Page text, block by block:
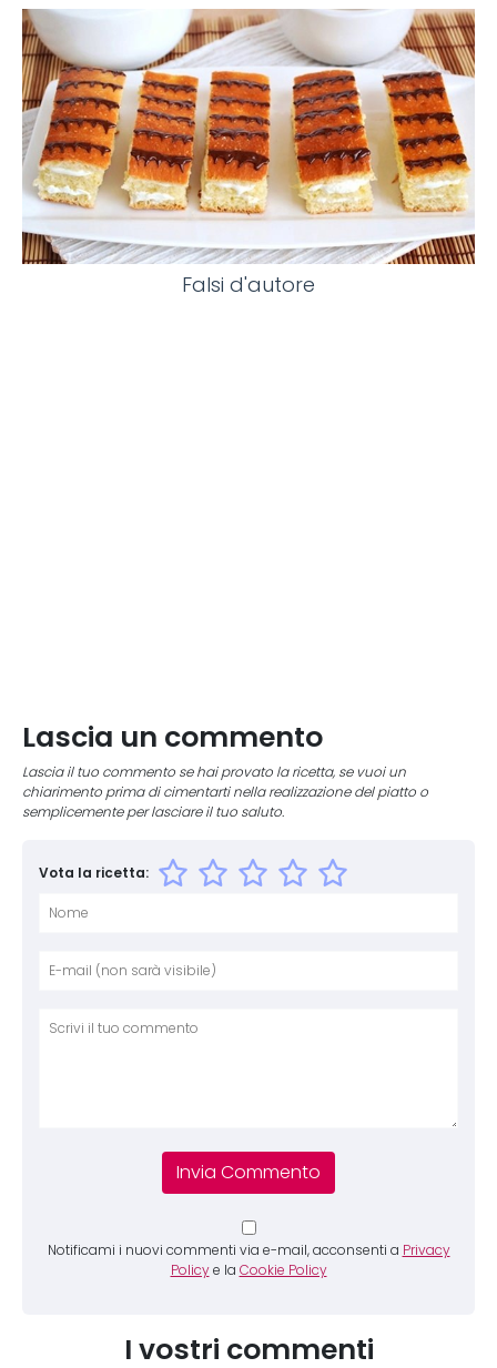
Falsi d'autore
Lascia un commento
Lascia il tuo commento se hai provato la ricetta, se vuoi un
chiarimento prima di cimentarti nella realizzazione del piatto o
semplicemente per lasciare il tuo saluto.
Vota la ricetta:
Notificami i nuovi commenti via e-mail, acconsenti a Privacy
Policy e la Cookie Policy
I vostri commenti